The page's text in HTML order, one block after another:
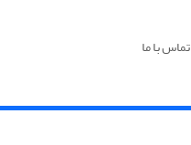
تماس با ما